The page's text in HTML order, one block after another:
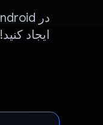
ایجاد کنید!